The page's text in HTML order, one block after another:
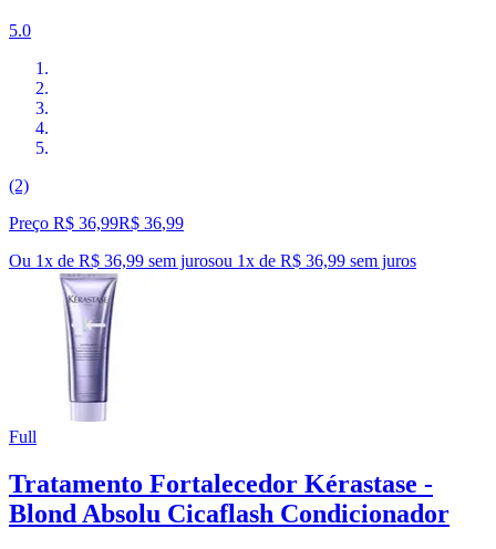
5.0
(2)
Preço R$ 36,99R$ 36,99
Ou 1x de R$ 36,99 sem jurosou 1x de R$ 36,99 sem juros
Full
Tratamento Fortalecedor Kérastase -
Blond Absolu Cicaflash Condicionador